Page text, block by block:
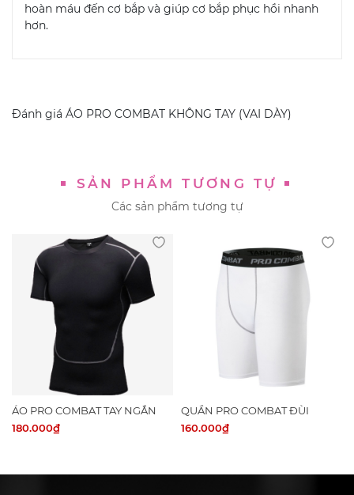
hoàn máu đến cơ bắp và giúp cơ bắp phục hồi nhanh
hơn.
Đánh giá ÁO PRO COMBAT KHÔNG TAY (VAI DÀY)
SẢN PHẨM TƯƠNG TỰ
Các sản phẩm tương tự
ÁO PRO COMBAT TAY NGẮN
TRƠN
180.000₫
QUẦN PRO COMBAT ĐÙI
(NGẮN)
160.000₫